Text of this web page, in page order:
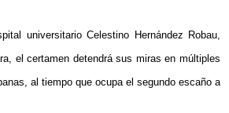
universitario Celestino Hernández Robau,
el certamen detendrá sus miras en múltiples
al tiempo que ocupa el segundo escaño a